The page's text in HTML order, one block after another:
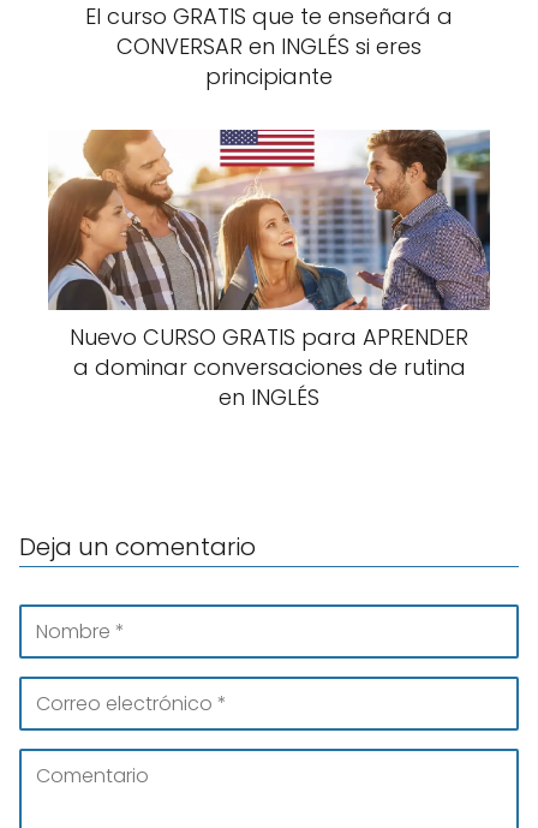
El curso GRATIS que te enseñará a
CONVERSAR en INGLÉS si eres
principiante
Nuevo CURSO GRATIS para APRENDER
a dominar conversaciones de rutina
en INGLÉS
Deja un comentario